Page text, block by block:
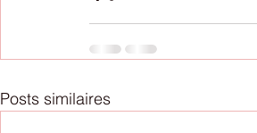
Posts similaires